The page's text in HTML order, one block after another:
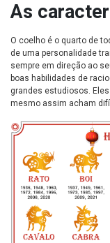
As
O coelho é o quarto de
de uma personalidade
sempre em direção ao
boas habilidades de
grandes estudiosos.
mesmo assim acham